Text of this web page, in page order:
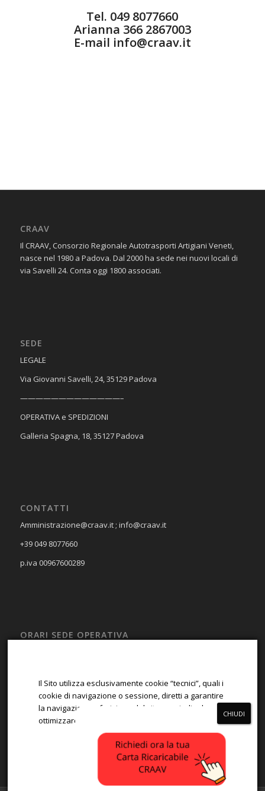
Tel. 049 8077660
Arianna 366 2867003
E-mail info@craav.it
CRAAV
Il CRAAV, Consorzio Regionale Autotrasporti Artigiani Veneti,
nasce nel 1980 a Padova. Dal 2000 ha sede nei nuovi locali di
via Savelli 24. Conta oggi 1800 associati.
SEDE
​LEGALE
Via Giovanni Savelli, 24, 35129 Padova
—————————————–
OPERATIVA e SPEDIZIONI
Galleria Spagna, 18, 35127 Padova
CONTATTI
Amministrazione@craav.it ; info@craav.it
+39 049 8077660
p.iva 00967600289
ORARI SEDE OPERATIVA
Chiuso
Il Sito utilizza esclusivamente cookie “tecnici”, quali i
cookie di navigazione o sessione, diretti a garantire
la navigazione e fruizione del sito, e quindi ad
ottimizzare la navigazione.
ACCETTA